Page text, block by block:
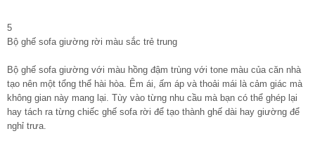
5
Bộ ghế sofa giường rời màu sắc trẻ trung
Bộ ghế sofa giường với màu hồng đậm trùng với tone màu của căn nhà
tạo nên một tổng thể hài hòa. Êm ái, ấm áp và thoải mái là cảm giác mà
không gian này mang lại. Tùy vào từng nhu cầu mà bạn có thể ghép lại
hay tách ra từng chiếc ghế sofa rời để tạo thành ghế dài hay giường để
nghỉ trưa.